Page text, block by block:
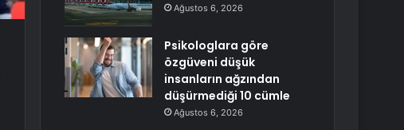
Ağustos 6, 2026
Psikologlara göre
özgüveni düşük
insanların ağzından
düşürmediği 10 cümle
Ağustos 6, 2026